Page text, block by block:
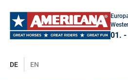
01.
DE EN